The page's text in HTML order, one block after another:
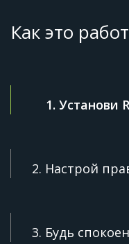
Как это
1. Установи
2. Настрой
3. Будь